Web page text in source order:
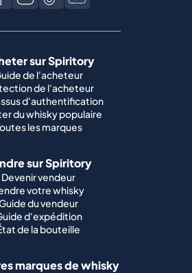
sur Spiritory
de l'acheteur
de l'acheteur
d'authentification
du whisky populaire
les marques
sur Spiritory
Devenir vendeur
votre whisky
du vendeur
d'expédition
de la bouteille
marques de whisky